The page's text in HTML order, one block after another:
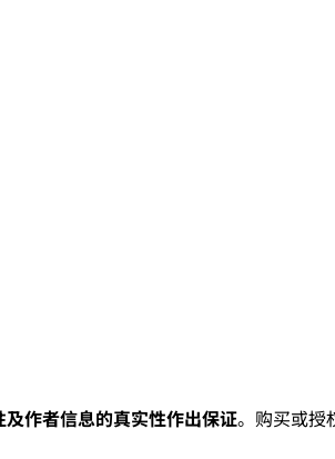
作者信息的真实性作出保证。购买或授